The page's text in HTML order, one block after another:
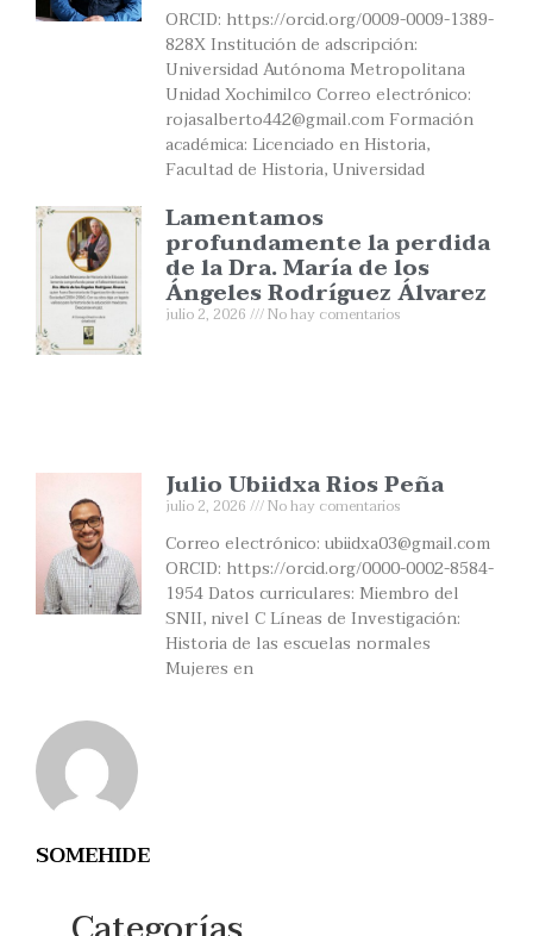
SOMEHIDE
ORCID: https://orcid.org/0009-0009-1389-
828X Institución de adscripción:
Universidad Autónoma Metropolitana
Unidad Xochimilco Correo electrónico:
rojasalberto442@gmail.com Formación
académica: Licenciado en Historia,
Facultad de Historia, Universidad
Lamentamos
profundamente la perdida
de la Dra. María de los
Ángeles Rodríguez Álvarez
julio 2, 2026 No hay comentarios
Julio Ubiidxa Rios Peña
julio 2, 2026 No hay comentarios
Correo electrónico: ubiidxa03@gmail.com
ORCID: https://orcid.org/0000-0002-8584-
1954 Datos curriculares: Miembro del
SNII, nivel C Líneas de Investigación:
Historia de las escuelas normales
Mujeres en